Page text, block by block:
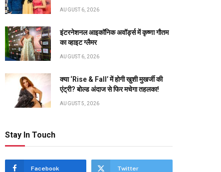
AUGUST 6, 2026
इंटरनेशनल आइकॉनिक अवॉर्ड्स में कृष्णा गौतम
का व्हाइट ग्लैमर
AUGUST 6, 2026
क्या ‘Rise & Fall’ में होगी खुशी मुखर्जी की
एंट्री? बोल्ड अंदाज से फिर मचेगा तहलका!
AUGUST 5, 2026
Stay In Touch
Facebook Twitter